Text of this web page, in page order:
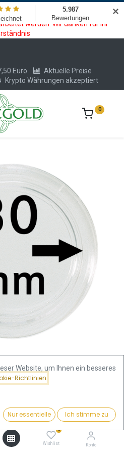
und Krypto Bezahlmodul. In der
können keine Krypto oder
werden. Wir danken für Ihr
€ Kaufen
0
Wishlist Konto
Euro
Aktuelle Preise
Krypto Währungen akzeptiert
0
Website, um Ihnen ein besseres
Richtlinien
Nur essentielle Ich stimme zu
✕